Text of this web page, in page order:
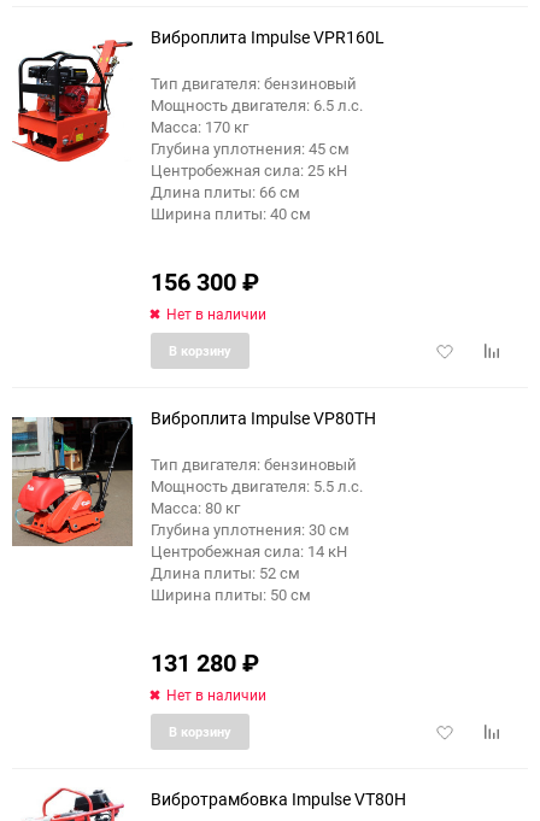
Виброплита Impulse VPR160L
Тип двигателя: бензиновый
Мощность двигателя: 6.5 л.с.
Масса: 170 кг
Глубина уплотнения: 45 см
Центробежная сила: 25 кН
Длина плиты: 66 см
Ширина плиты: 40 см
156 300₽
Нет в наличии
Добавить
В корзину
Виброплита Impulse VP80TH
Тип двигателя: бензиновый
Мощность двигателя: 5.5 л.с.
Масса: 80 кг
Глубина уплотнения: 30 см
Центробежная сила: 14 кН
Длина плиты: 52 см
Ширина плиты: 50 см
131 280₽
Нет в наличии
Добавить
В корзину
Вибротрамбовка Impulse VT80H